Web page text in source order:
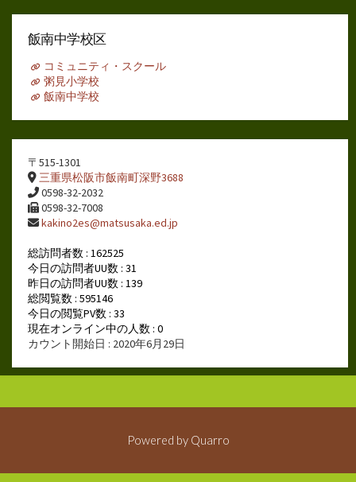
イ
飯南中学校区
コミュニティ・スクール
粥見小学校
飯南中学校
〒515-1301
三重県松阪市飯南町深野3688
0598-32-2032
0598-32-7008
kakino2es@matsusaka.ed.jp
総訪問者数 : 162525
今日の訪問者UU数 : 31
昨日の訪問者UU数 : 139
総閲覧数 : 595146
今日の閲覧PV数 : 33
現在オンライン中の人数 : 0
カウント開始日 : 2020年6月29日
Powered by Quarro